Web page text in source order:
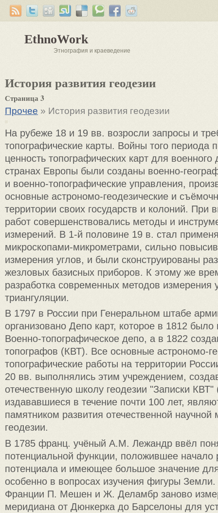
EthnoWork
Этнография и краеведение
История развития геодезии
Страница 3
Прочее » История развития геодезии
На рубеже 18 и 19 вв. возросли запросы и
топографические карты. Войны того периода
ценность топографических карт для
странах Европы были созданы военно-
и военно-топографические управления,
основные астрономо-геодезические и
территории своих государств и колоний. При
работ совершенствовались методы и
измерений. В 1-й половине 19 в. стал
микроскопами-микрометрами, сильно
измерения углов, и были сконструированы
жезловых базисных приборов. К этому же
разработка современных методов измерения
триангуляции.
В 1797 в России при Генеральном штабе
организовано Депо карт, которое в 1812 было
Военно-топографическое депо, а в 1822
топографов (КВТ). Все основные астрономо-
топографические работы на территории
20 вв. выполнялись этим учреждением,
отечественную школу геодезии "Записки
издававшиеся в течение почти 100 лет,
памятником развития отечественной
геодезии.
В 1785 франц. учёный А.М. Лежандр ввёл
потенциальной функции, положившее начало
потенциала и имеющее большое значение
особенно в вопросах изучения фигуры
Франции П. Мешен и Ж. Деламбр заново
меридиана от Дюнкерка до Барселоны для